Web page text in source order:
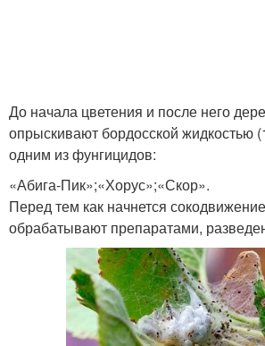
До начала цветения и после него
опрыскивают бордосской жидкостью
одним из фунгицидов:
«Абига-Пик»;«Хорус»;«Скор».
Перед тем как начнется
обрабатывают препаратами,